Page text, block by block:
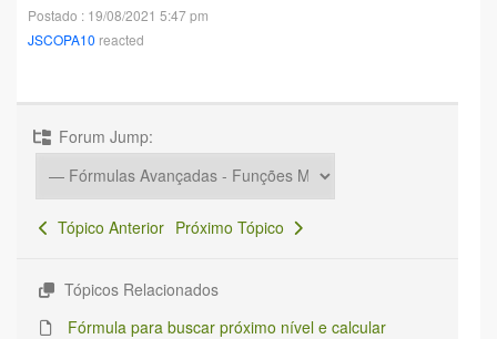
Postado : 19/08/2021 5:47 pm
JSCOPA10 reacted
Forum Jump:
Tópico Anterior Próximo Tópico
Tópicos Relacionados
Fórmula para buscar próximo nível e calcular